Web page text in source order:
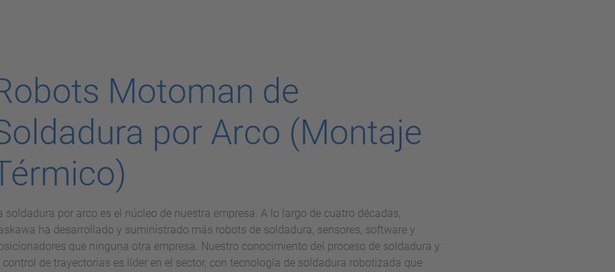
Motoman de
por Arco (Montaje
soldadura por arco es el núcleo de nuestra empresa. A lo largo de cuatro décadas,
ha desarrollado y suministrado más robots de soldadura, sensores, software y
que ninguna otra empresa. Nuestro conocimiento del proceso de soldadura y
control de trayectorias es líder en el sector, con tecnología de soldadura robotizada que